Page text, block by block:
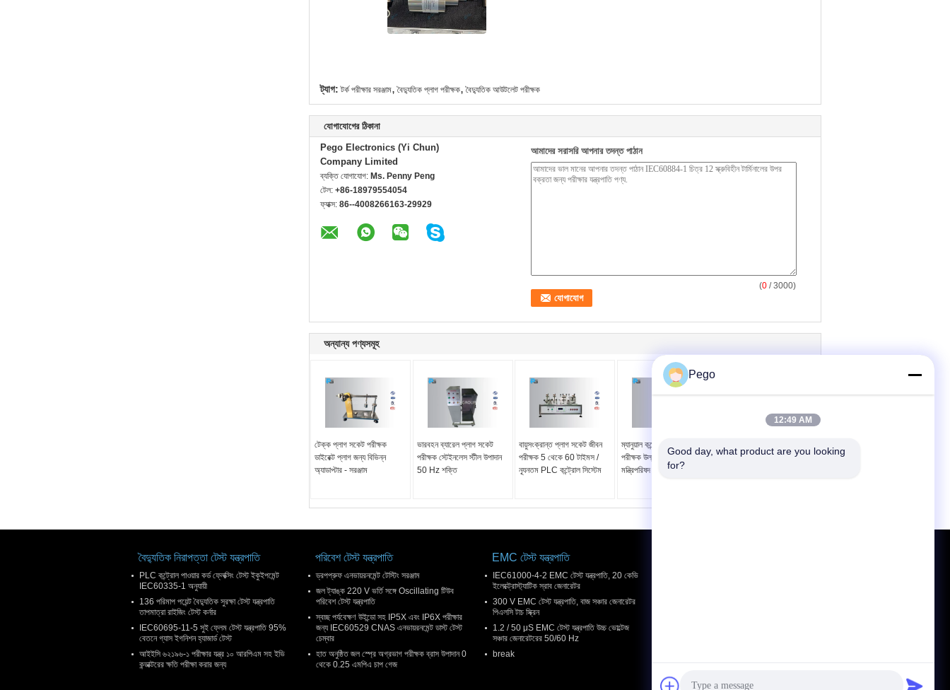
ট্যাগ: টর্ক পরীক্ষার সরঞ্জাম, বৈদ্যুতিক প্লাগ পরীক্ষক, বৈদ্যুতিক আউটলেট পরীক্ষক
যোগাযোগের ঠিকানা
Pego Electronics (Yi Chun)
Company Limited
ব্যক্তি যোগাযোগ: Ms. Penny Peng
টেল: +86-18979554054
ফ্যাক্স: 86--4008266163-29929
আমাদের সরাসরি আপনার তদন্ত পাঠান
(0 / 3000)
অন্যান্য পণ্যসমূহ
টেক্ক প্লাগ সকেট পরীক্ষক
ডাইরেক্ট প্লাগ জন্য বিভিন্ন
অ্যাডাপ্টার - সরঞ্জাম
ভারবহন ব্যারেল প্লাগ সকেট
পরীক্ষক স্টেইনলেস স্টীল উপাদান
50 Hz শক্তি
বায়ুসংক্রান্ত প্লাগ সকেট জীবন
পরীক্ষক 5 থেকে 60 টাইমস /
ন্যূনতম PLC কন্ট্রোল সিস্টেম
ম্যানুয়াল কন্ট্রোল প্লাগ সকেট
পরীক্ষক উল্লম্ব শক্তি লোড
মন্ত্রিপরিষদ UL1054 স্ট্যান্ডার্ড
সরঞ্জাম 40 একটি নিয়মিত ডিজিটাল
বৈদ্যুতিক নিরাপত্তা টেস্ট যন্ত্রপাতি
PLC কন্ট্রোল পাওয়ার কর্ড ফ্লেক্সিং টেস্ট ইকুইপমেন্ট
IEC60335-1 অনুযায়ী
136 পরিমাপ পয়েন্ট বৈদ্যুতিক সুরক্ষা টেস্ট যন্ত্রপাতি
তাপমাত্রা রাইজিং টেস্ট কর্নার
IEC60695-11-5 সুই ফ্লেম টেস্ট যন্ত্রপাতি 95%
বেতনে গ্যাস ইগনিশন হ্যাজার্ড টেস্ট
আইইসি ৬২১৯৬-১ পরীক্ষার যন্ত্র ১০ আরপিএম সহ ইভি
কন্ডাক্টরের ক্ষতি পরীক্ষা করার জন্য
পরিবেশ টেস্ট যন্ত্রপাতি
ড্রপপ্রুফ এনভায়রনমেন্ট টেস্টিং সরঞ্জাম
জল ট্যাঙ্ক 220 V ভর্তি সঙ্গে Oscillating টিউব
পরিবেশ টেস্ট যন্ত্রপাতি
স্বচ্ছ পর্যবেক্ষণ উইন্ডো সহ IP5X এবং IP6X পরীক্ষার
জন্য IEC60529 CNAS এনভায়রনমেন্ট ডাস্ট টেস্ট
চেম্বার
হাত অনুষ্ঠিত জল স্প্রে অগ্রভাগ পরীক্ষক ব্রাস উপাদান 0
থেকে 0.25 এমপিএ চাপ গেজ
EMC টেস্ট যন্ত্রপাতি
IEC61000-4-2 EMC টেস্ট যন্ত্রপাতি, 20 কেভি
ইলেক্ট্রোস্ট্যাটিক স্রাব জেনারেটর
300 V EMC টেস্ট যন্ত্রপাতি, বাজ সঞ্চার জেনারেটর
পিএলসি টাচ স্ক্রিন
1.2 / 50 μS EMC টেস্ট যন্ত্রপাতি উচ্চ ভোল্টেজ
সঞ্চার জেনারেটরের 50/60 Hz
break
Pego
12:49 AM
Good day, what product are you looking
for?